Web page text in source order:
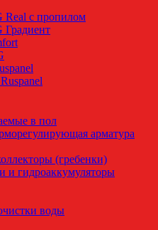
Real с пропилом
Градиент
в пол
арматура
(гребенки)
и гидроаккумуляторы
воды